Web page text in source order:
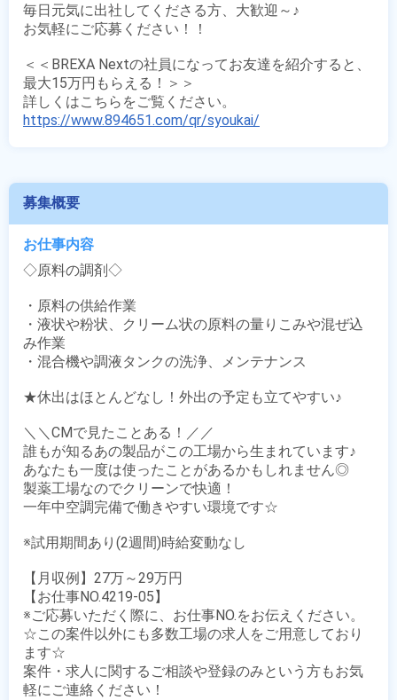
毎日元気に出社してくださる方、大歓迎～♪
お気軽にご応募ください！！
＜＜BREXA Nextの社員になってお友達を紹介すると、
最大15万円もらえる！＞＞
https://www.894651.com/qr/syoukai/
募集概要
お仕事内容
◇原料の調剤◇
・原料の供給作業
・液状や粉状、クリーム状の原料の量りこみや混ぜ込
み作業
・混合機や調液タンクの洗浄、メンテナンス
★休出はほとんどなし！外出の予定も立てやすい♪
＼＼CMで見たことある！／／
誰もが知るあの製品がこの工場から生まれています♪
あなたも一度は使ったことがあるかもしれません◎
製薬工場なのでクリーンで快適！
一年中空調完備で働きやすい環境です☆
※試用期間あり(2週間)時給変動なし
【月収例】27万～29万円
【お仕事NO.4219-05】
※ご応募いただく際に、お仕事NO.をお伝えください。
☆この案件以外にも多数工場の求人をご用意しており
ます☆
案件・求人に関するご相談や登録のみという方もお気
軽にご連絡ください！